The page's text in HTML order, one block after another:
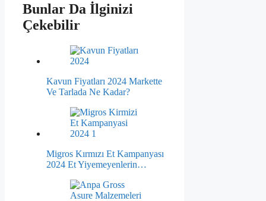
Bunlar Da İlginizi
Çekebilir
Kavun Fiyatları 2024 Markette
Ve Tarlada Ne Kadar?
Migros Kırmızı Et Kampanyası
2024 Et Yiyemeyenlerin…